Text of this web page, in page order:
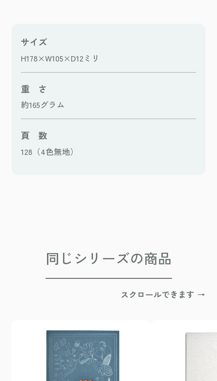
サイズ
H178×W105×D12ミリ
重 さ
約165グラム
頁 数
128（4色無地）
同じシリーズの商品
スクロールできます →